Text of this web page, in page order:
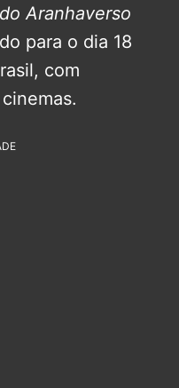
Aranhaverso
para o dia 18
com